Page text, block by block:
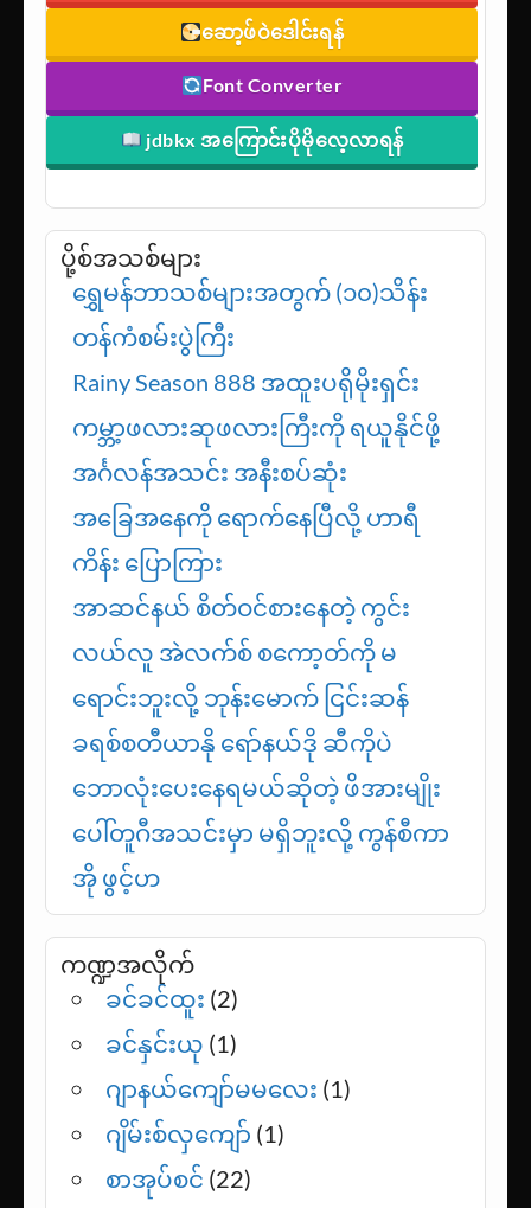
ဆော့ဖ်ဝဲဒေါင်းရန်
Font Converter
jdbkx အကြောင်းပိုမိုလေ့လာရန်
ပို့စ်အသစ်များ
ရွှေမန်ဘာသစ်များအတွက် (၁၀)သိန်း
တန်ကံစမ်းပွဲကြီး
Rainy Season 888 အထူးပရိုမိုးရှင်း
ကမ္ဘာ့ဖလားဆုဖလားကြီးကို ရယူနိုင်ဖို့
အင်္ဂလန်အသင်း အနီးစပ်ဆုံး
အခြေအနေကို ရောက်နေပြီလို့ ဟာရီ
ကိန်း ပြောကြား
အာဆင်နယ် စိတ်ဝင်စားနေတဲ့ ကွင်း
လယ်လူ အဲလက်စ် စကော့တ်ကို မ
ရောင်းဘူးလို့ ဘုန်းမောက် ငြင်းဆန်
ခရစ်စတီယာနို ရော်နယ်ဒို ဆီကိုပဲ
ဘောလုံးပေးနေရမယ်ဆိုတဲ့ ဖိအားမျိုး
ပေါ်တူဂီအသင်းမှာ မရှိဘူးလို့ ကွန်စီကာ
အို ဖွင့်ဟ
ကဏ္ဍအလိုက်
ခင်ခင်ထူး (2)
ခင်နှင်းယု (1)
ဂျာနယ်ကျော်မမလေး (1)
ဂျိမ်းစ်လှကျော် (1)
စာအုပ်စင် (22)